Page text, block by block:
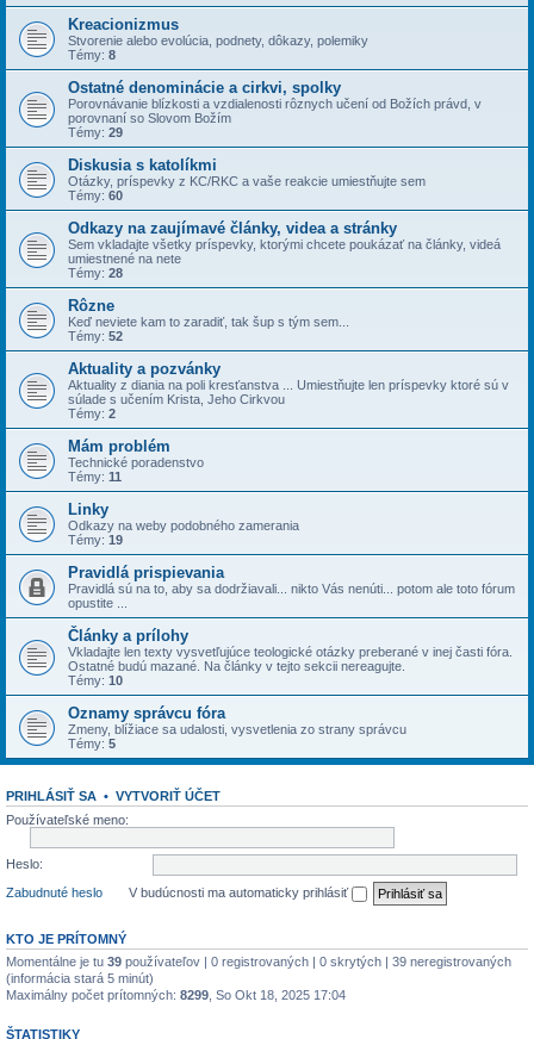
Kreacionizmus
Stvorenie alebo evolúcia, podnety, dôkazy, polemiky
Témy: 8
Ostatné denominácie a cirkvi, spolky
Porovnávanie blízkosti a vzdialenosti rôznych učení od Božích právd, v
porovnaní so Slovom Božím
Témy: 29
Diskusia s katolíkmi
Otázky, príspevky z KC/RKC a vaše reakcie umiestňujte sem
Témy: 60
Odkazy na zaujímavé články, videa a stránky
Sem vkladajte všetky príspevky, ktorými chcete poukázať na články, videá
umiestnené na nete
Témy: 28
Rôzne
Keď neviete kam to zaradiť, tak šup s tým sem...
Témy: 52
Aktuality a pozvánky
Aktuality z diania na poli kresťanstva ... Umiestňujte len príspevky ktoré sú v
súlade s učením Krista, Jeho Cirkvou
Témy: 2
Mám problém
Technické poradenstvo
Témy: 11
Linky
Odkazy na weby podobného zamerania
Témy: 19
Pravidlá prispievania
Pravidlá sú na to, aby sa dodržiavali... nikto Vás nenúti... potom ale toto fórum
opustite ...
Články a prílohy
Vkladajte len texty vysvetľujúce teologické otázky preberané v inej časti fóra.
Ostatné budú mazané. Na články v tejto sekcii nereagujte.
Témy: 10
Oznamy správcu fóra
Zmeny, blížiace sa udalosti, vysvetlenia zo strany správcu
Témy: 5
PRIHLÁSIŤ SA • VYTVORIŤ ÚČET
Používateľské meno:
Heslo:
Zabudnuté heslo
V budúcnosti ma automaticky prihlásiť
KTO JE PRÍTOMNÝ
Momentálne je tu 39 používateľov | 0 registrovaných | 0 skrytých | 39 neregistrovaných
(informácia stará 5 minút)
Maximálny počet prítomných: 8299 , So Okt 18, 2025 17:04
ŠTATISTIKY